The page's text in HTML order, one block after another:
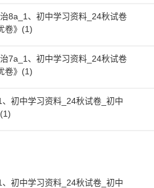
8a_1、初中学习资料_24秋试卷
卷》(1)
7a_1、初中学习资料_24秋试卷
卷》(1)
初中学习资料_24秋试卷_初中
初中学习资料_24秋试卷_初中